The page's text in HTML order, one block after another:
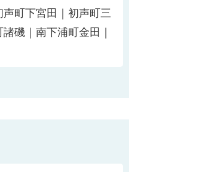
町下宮田｜初声町三
磯｜南下浦町金田｜